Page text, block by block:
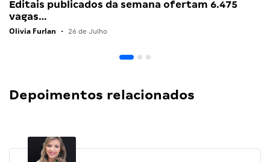
Editais publicados da semana ofertam 6.475
vagas…
Olivia Furlan • 26 de Julho
Depoimentos relacionados